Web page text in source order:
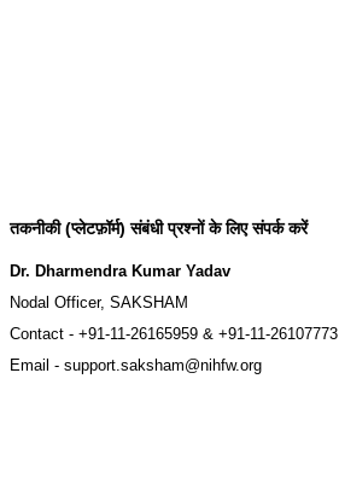
तकनीकी (प्लेटफ़ॉर्म) संबंधी प्रश्नों के लिए संपर्क करें
Dr. Dharmendra Kumar Yadav
Nodal Officer, SAKSHAM
Contact - +91-11-26165959 & +91-11-26107773
Email - support.saksham@nihfw.org